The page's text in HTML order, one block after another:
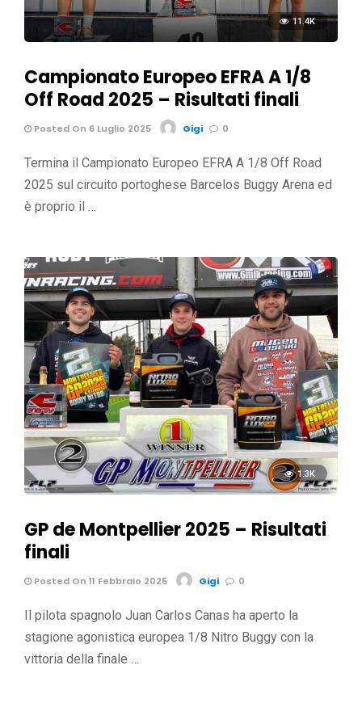
11.4K
Campionato Europeo EFRA A 1/8
Off Road 2025 – Risultati finali
Posted On 6 Luglio 2025 Gigi 0
Termina il Campionato Europeo EFRA A 1/8 Off Road
2025 sul circuito portoghese Barcelos Buggy Arena ed
è proprio il …
1.3K
GP de Montpellier 2025 – Risultati
finali
Posted On 11 Febbraio 2025 Gigi 0
Il pilota spagnolo Juan Carlos Canas ha aperto la
stagione agonistica europea 1/8 Nitro Buggy con la
vittoria della finale …